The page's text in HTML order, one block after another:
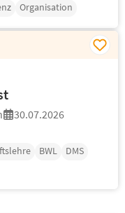
Organisation
30.07.2026
BWL
DMS